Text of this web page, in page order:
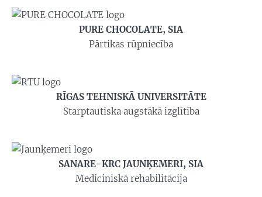
PURE CHOCOLATE, SIA
Pārtikas rūpniecība
RĪGAS TEHNISKĀ UNIVERSITĀTE
Starptautiska augstākā izglītība
SANARE-KRC JAUNĶEMERI, SIA
Mediciniskā rehabilitācija